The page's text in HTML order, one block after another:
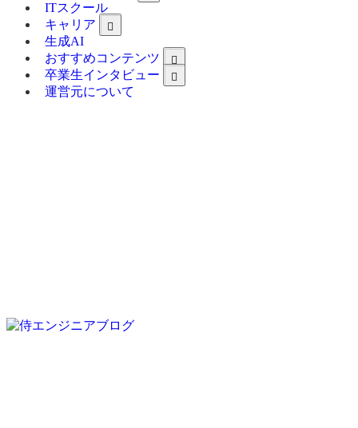
ITスクール
キャリア
生成AI
おすすめコンテンツ
卒業生インタビュー
運営元について